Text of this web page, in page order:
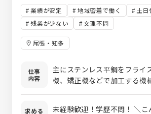
業績が安定 地域密着で働く
土日
残業が少ない
文理不問
尾張・知多
仕事
内容
主にステンレス平鋼をフライ
機、矯正機などで加工する機
求める
未経験歓迎！学歴不問！ ＼こんな方をお待ち